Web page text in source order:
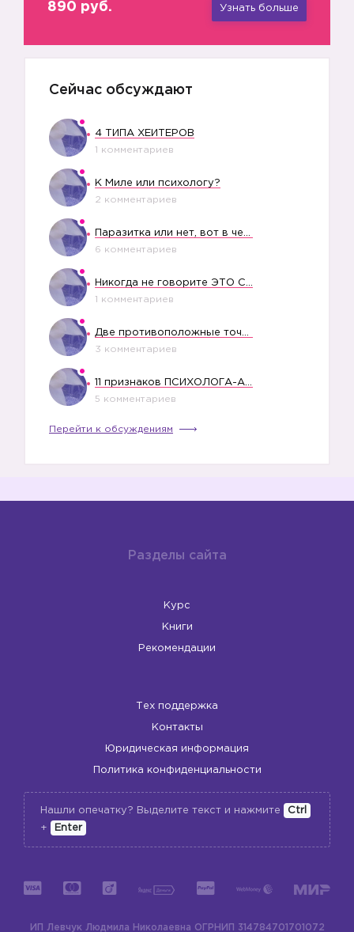
5️⃣
890 руб. Узнать больше
Сейчас обсуждают
4 ТИПА ХЕЙТЕРОВ
1 комментариев
К Миле или психологу?
2 комментариев
6 комментариев
1 комментариев
3 комментариев
5 комментариев
Перейти к обсуждениям
Разделы сайта
Курс
Книги
Рекомендации
Тех поддержка
Контакты
Юридическая информация
Политика конфиденциальности
Нашли опечатку? Выделите текст и нажмите
Ctrl
+
Enter
ИП Левчук Людмила Николаевна ОГРНИП 314784701701072